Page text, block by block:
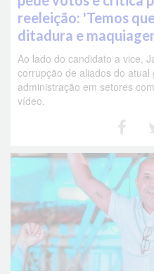
reeleição: 'Temos
ditadura e
Ao lado do candidato a vice,
corrupção de aliados do
administração em setores
vídeo.